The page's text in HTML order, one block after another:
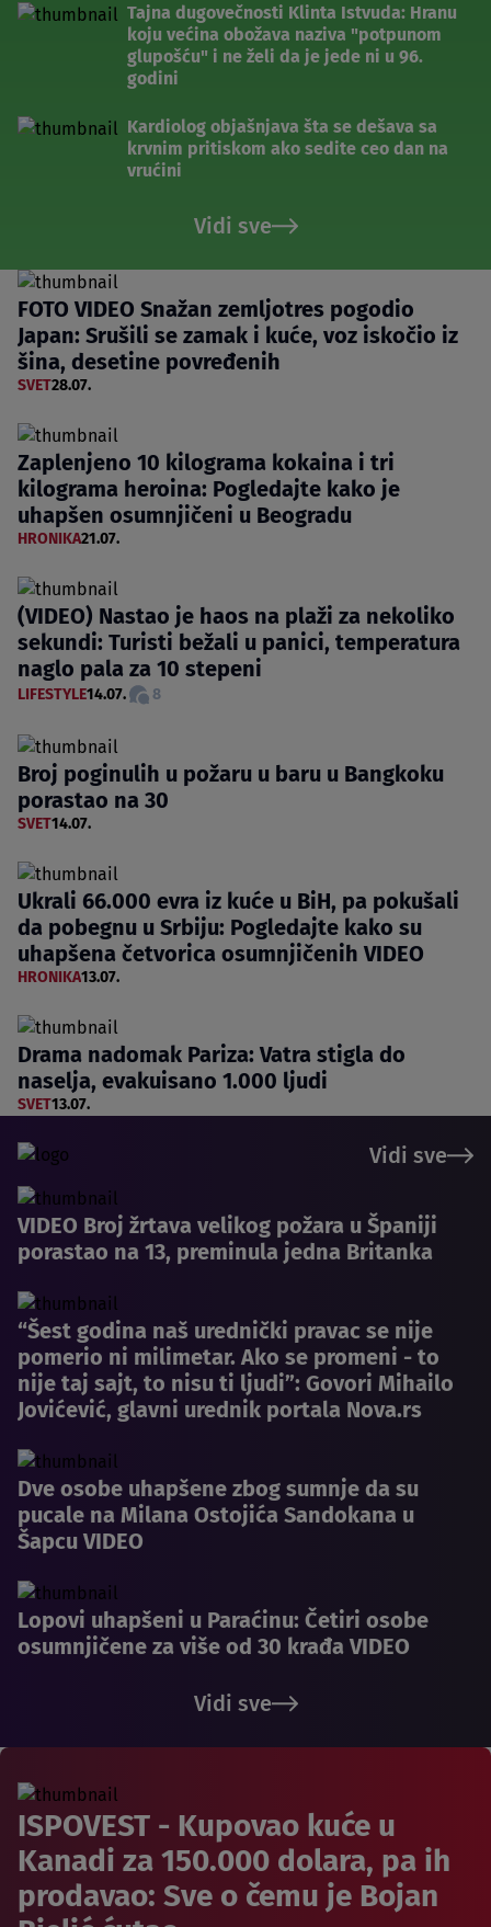
Tajna dugovečnosti Klinta Istvuda: Hranu
koju većina obožava naziva "potpunom
glupošću" i ne želi da je jede ni u 96.
godini
Kardiolog objašnjava šta se dešava sa
krvnim pritiskom ako sedite ceo dan na
vrućini
Vidi sve
FOTO VIDEO Snažan zemljotres pogodio
Japan: Srušili se zamak i kuće, voz iskočio iz
šina, desetine povređenih
SVET28.07.
Zaplenjeno 10 kilograma kokaina i tri
kilograma heroina: Pogledajte kako je
uhapšen osumnjičeni u Beogradu
HRONIKA21.07.
(VIDEO) Nastao je haos na plaži za nekoliko
sekundi: Turisti bežali u panici, temperatura
naglo pala za 10 stepeni
LIFESTYLE14.07. 8
Broj poginulih u požaru u baru u Bangkoku
porastao na 30
SVET14.07.
Ukrali 66.000 evra iz kuće u BiH, pa pokušali
da pobegnu u Srbiju: Pogledajte kako su
uhapšena četvorica osumnjičenih VIDEO
HRONIKA13.07.
Drama nadomak Pariza: Vatra stigla do
naselja, evakuisano 1.000 ljudi
SVET13.07.
Vidi sve
VIDEO Broj žrtava velikog požara u Španiji
porastao na 13, preminula jedna Britanka
“Šest godina naš urednički pravac se nije
pomerio ni milimetar. Ako se promeni - to
nije taj sajt, to nisu ti ljudi”: Govori Mihailo
Jovićević, glavni urednik portala Nova.rs
Dve osobe uhapšene zbog sumnje da su
pucale na Milana Ostojića Sandokana u
Šapcu VIDEO
Lopovi uhapšeni u Paraćinu: Četiri osobe
osumnjičene za više od 30 krađa VIDEO
Vidi sve
ISPOVEST - Kupovao kuće u
Kanadi za 150.000 dolara, pa ih
prodavao: Sve o čemu je Bojan